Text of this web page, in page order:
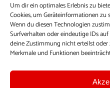
Um dir ein optimales Erlebnis zu
Cookies, um Geräteinformationen
Wenn du diesen Technologien
Surfverhalten oder eindeutige IDs
deine Zustimmung nicht erteilst
Merkmale und Funktionen
youpod.de lebt von Menschen
journalistische Erfahrung, teile
veröffentliche deine Beiträge
dich anmelden, um alle
Profil anzulegen, eigene Beiträge